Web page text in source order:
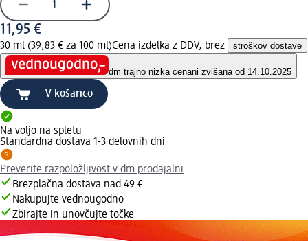
11,95 €
30 ml (39,83 € za 100 ml)Cena izdelka z DDV, brez stroškov dostave
dm trajno nizka cenani zvišana od 14.10.2025
V košarico
Na voljo na spletu
Standardna dostava 1-3 delovnih dni
Preverite razpoložljivost v dm prodajalni
Brezplačna dostava nad 49 €
Nakupujte vednougodno
Zbirajte in unovčujte točke